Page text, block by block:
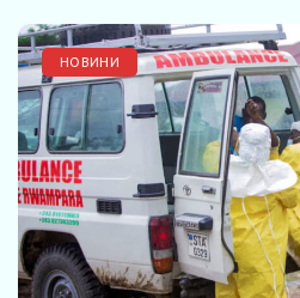
НОВИНИ